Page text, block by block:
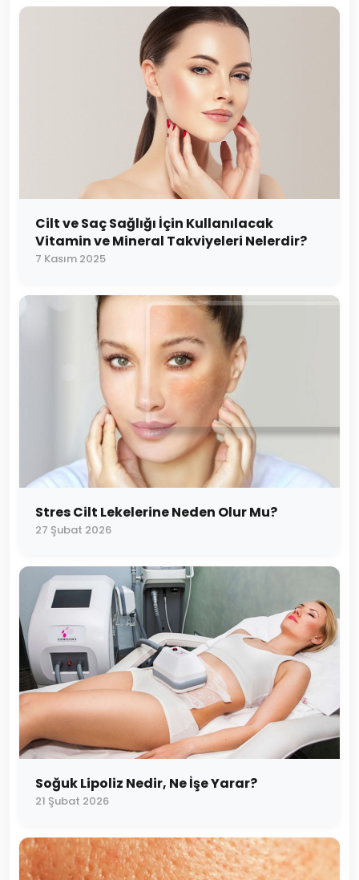
Cilt ve Saç Sağlığı İçin Kullanılacak
Vitamin ve Mineral Takviyeleri Nelerdir?
7 Kasım 2025
Stres Cilt Lekelerine Neden Olur Mu?
27 Şubat 2026
Soğuk Lipoliz Nedir, Ne İşe Yarar?
21 Şubat 2026